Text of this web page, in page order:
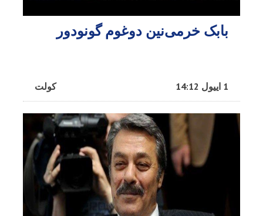
بابک خرمی‌نین دوغوم گونودور
کولت 1 اییول 14:12